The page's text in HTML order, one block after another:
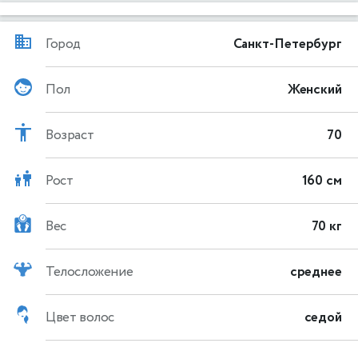
Город Санкт-Петербург
Пол Женский
Возраст 70
Рост 160 см
Вес 70 кг
Телосложение среднее
Цвет волос седой